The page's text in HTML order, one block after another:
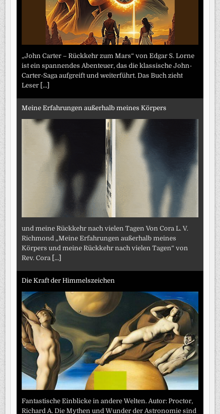
„John Carter – Rückkehr zum Mars“ von Edgar S. Lorne
ist ein spannendes Abenteuer, das die klassische John-
Carter-Saga aufgreift und weiterführt. Das Buch zieht
Leser [...]
Meine Erfahrungen außerhalb meines Körpers
und meine Rückkehr nach vielen Tagen Von Cora L. V.
Richmond „Meine Erfahrungen außerhalb meines
Körpers und meine Rückkehr nach vielen Tagen“ von
Rev. Cora [...]
Die Kraft der Himmelszeichen
Fantastische Einblicke in andere Welten. Autor: Proctor,
Richard A. Die Mythen und Wunder der Astronomie sind